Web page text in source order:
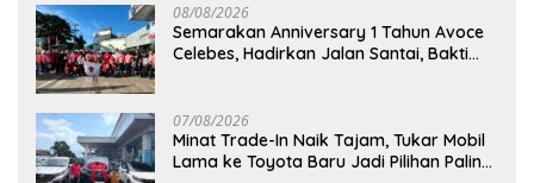
08/08/2026
Semarakan Anniversary 1 Tahun Avoce
Celebes, Hadirkan Jalan Santai, Bakti
07/08/2026
Minat Trade-In Naik Tajam, Tukar Mobil
Lama ke Toyota Baru Jadi Pilihan Paling